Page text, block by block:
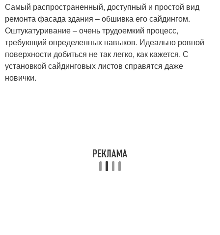
Самый распространенный, доступный и простой вид
ремонта фасада здания – обшивка его сайдингом.
Оштукатуривание – очень трудоемкий процесс,
требующий определенных навыков. Идеально ровной
поверхности добиться не так легко, как кажется. С
установкой сайдинговых листов справятся даже
новички.